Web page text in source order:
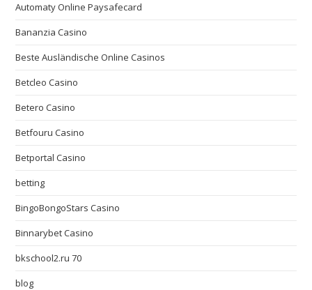
Automaty Online Paysafecard
Bananzia Casino
Beste Ausländische Online Casinos
Betcleo Casino
Betero Casino
Betfouru Casino
Betportal Casino
betting
BingoBongoStars Casino
Binnarybet Casino
bkschool2.ru 70
blog